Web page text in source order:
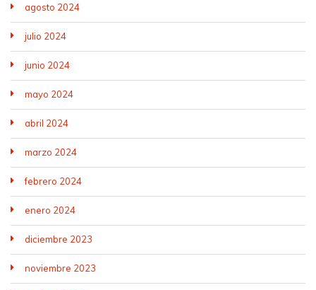
agosto 2024
julio 2024
junio 2024
mayo 2024
abril 2024
marzo 2024
febrero 2024
enero 2024
diciembre 2023
noviembre 2023